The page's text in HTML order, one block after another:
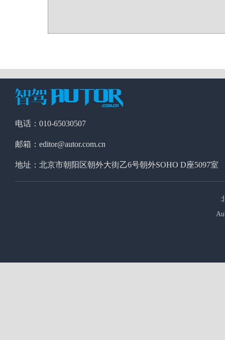
电话：010-65030507
邮箱：editor@autor.com.cn
地址：北京市朝阳区朝外大街乙6号朝外SOHO D座5097室